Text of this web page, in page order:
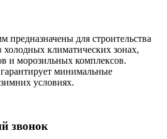
для строительства
холодных климатических зонах,
и морозильных комплексов.
минимальные
условиях.
звонок